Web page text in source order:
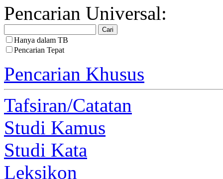
Pencarian Universal:
Hanya dalam TB
Pencarian Tepat
Pencarian Khusus
Tafsiran/Catatan
Studi Kamus
Studi Kata
Leksikon